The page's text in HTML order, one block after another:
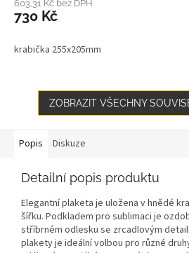
603,31 Kč bez DPH
730 Kč
krabička 255x205mm
ZOBRAZIT VŠECHNY
Popis Diskuze
Detailní popis produktu
Elegantní plaketa je uložena v hnědé
šířku. Podkladem pro sublimaci je
stříbrném odlesku se zrcadlovým
plakety je ideální volbou pro různé